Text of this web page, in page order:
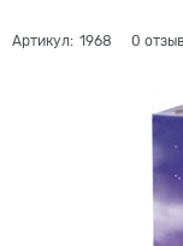
Артикул: 1968 0